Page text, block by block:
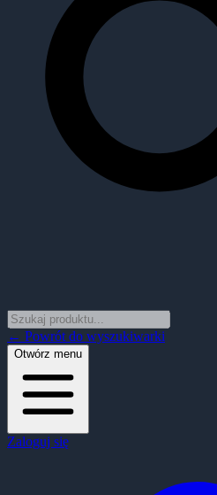
← Powrót do wyszukiwarki
Otwórz menu
Zaloguj się